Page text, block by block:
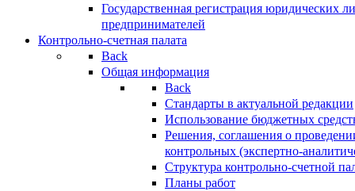
Государственная регистрация юридических
предпринимателей
Контрольно-счетная палата
Back
Общая информация
Back
Стандарты в актуальной редакции
Использование бюджетных
Решения, соглашения о
контрольных (экспертно-
Структура контрольно-счетной
Планы работ